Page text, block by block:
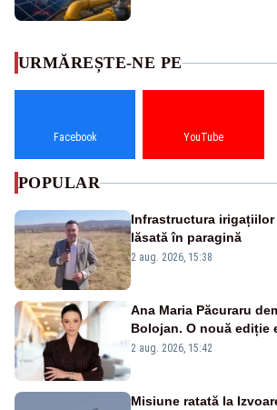
URMĂREȘTE-NE PE
Facebook YouTube
POPULAR
Infrastructura irigațiilor
lăsată în paragină
2 aug. 2026, 15:38
Ana Maria Păcuraru
Bolojan. O nouă ediție
emisiunii „Miza Zilei” la
2 aug. 2026, 15:42
Misiune ratată la